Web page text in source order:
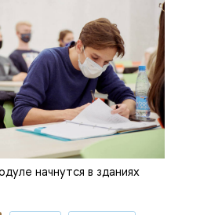
начнутся в зданиях